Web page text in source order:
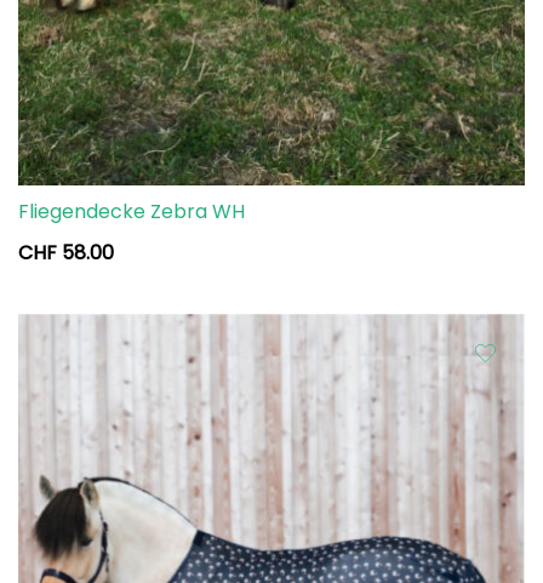
Fliegendecke Zebra WH
CHF 58.00